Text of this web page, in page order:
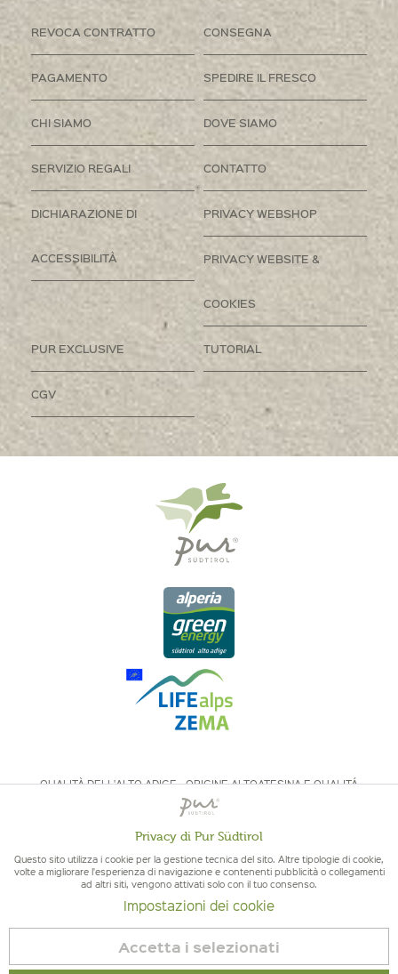
REVOCA CONTRATTO CONSEGNA
PAGAMENTO SPEDIRE IL FRESCO
CHI SIAMO DOVE SIAMO
SERVIZIO REGALI CONTATTO
DICHIARAZIONE DI
ACCESSIBILITÀ
PRIVACY WEBSHOP
PRIVACY WEBSITE &
COOKIES
PUR EXCLUSIVE TUTORIAL
CGV
QUALITÀ DELL'ALTO ADIGE - ORIGINE ALTOATESINA E QUALITÁ
CONTROLLATA
Revoca contratto
Tracciamento
Non
Privacy di Pur Südtirol
Questo sito utilizza i cookie per la gestione tecnica del sito. Altre tipologie di cookie,
volte a migliorare l'esperienza di navigazione e contenenti pubblicità o collegamenti
ad altri siti, vengono attivati solo con il tuo consenso.
Impostazioni dei cookie
Accetta i selezionati